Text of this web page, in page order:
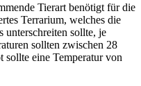
Tierart benötigt für die
Terrarium, welches die
unterschreiten sollte, je
sollten zwischen 28
sollte eine Temperatur von